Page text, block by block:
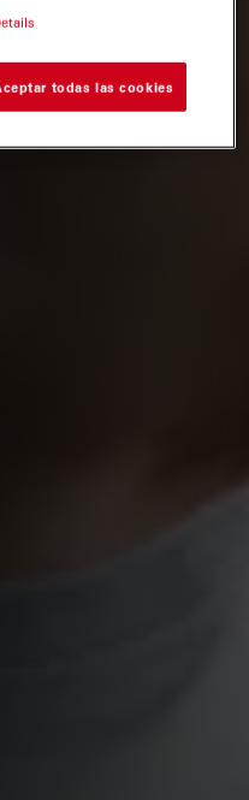
todas las cookies